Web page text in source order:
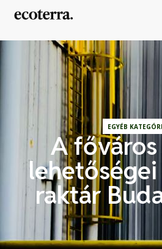
EGYÉB
A
raktár